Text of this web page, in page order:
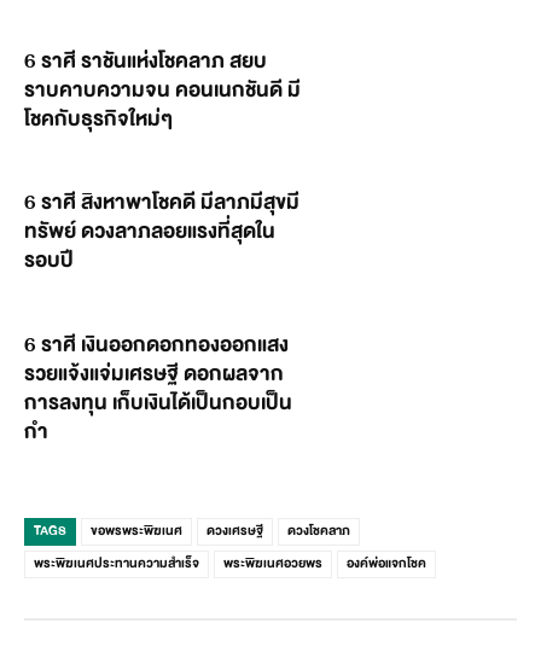
6 ราศี ราชันแห่งโชคลาภ สยบ
ราบคาบความจน คอนเนกชันดี มี
โชคกับธุรกิจใหม่ๆ
6 ราศี สิงหาพาโชคดี มีลาภมีสุขมี
ทรัพย์ ดวงลาภลอยแรงที่สุดใน
รอบปี
6 ราศี เงินออกดอกทองออกแสง
รวยแจ้งแจ่มเศรษฐี ดอกผลจาก
การลงทุน เก็บเงินได้เป็นกอบเป็น
กำ
TAGS ขอพรพระพิฆเนศ ดวงเศรษฐี
ดวงโชคลาภ
พระพิฆเนศประทานความสำเร็จ
พระพิฆเนศอวยพร องค์พ่อแจกโชค